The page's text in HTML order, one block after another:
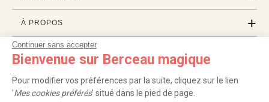
Continuer sans accepter
Bienvenue sur Berceau magique
Pour modifier vos préférences par la suite, cliquez sur le lien
'Mes cookies préférés' situé dans le pied de page.
À PROPOS
PROFESSIONNELS
LISTES CADEAUX